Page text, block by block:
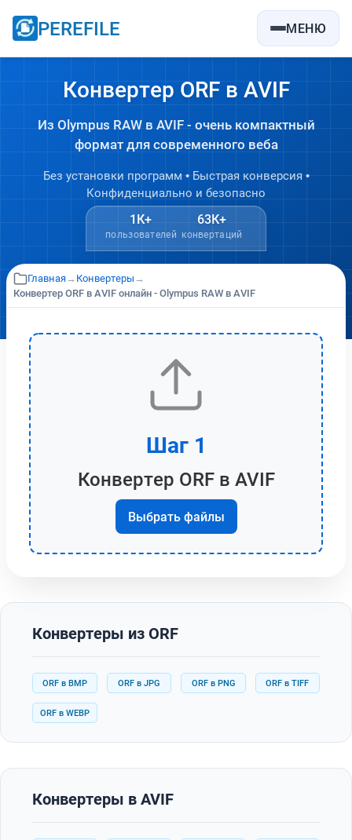
PEREFILE МЕНЮ
Конвертер ORF в AVIF
Из Olympus RAW в AVIF - очень компактный
формат для современного веба
Без установки программ • Быстрая конверсия •
Конфиденциально и безопасно
1К+
пользователей
63К+
конвертаций
Главная→ Конвертеры→
Конвертер ORF в AVIF онлайн - Olympus RAW в AVIF
Шаг 1
Конвертер ORF в AVIF
Выбрать файлы
Конвертеры из ORF
ORF в BMP ORF в JPG ORF в PNG ORF в TIFF
ORF в WEBP
Конвертеры в AVIF